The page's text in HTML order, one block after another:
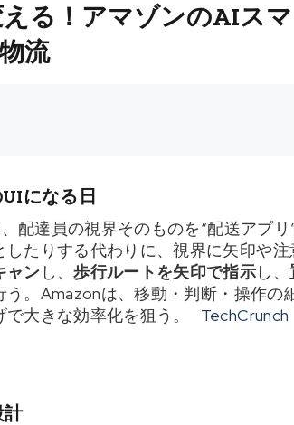
る！アマゾンのAIス
流
になる日
配達員の視界そのものを“配送アプ
たりする代わりに、視界に矢印や
ャン し、歩行ルートを矢印で指示し、
う。Amazonは、移動・判断・操作の
大きな効率化を狙う。 TechCrunch
計